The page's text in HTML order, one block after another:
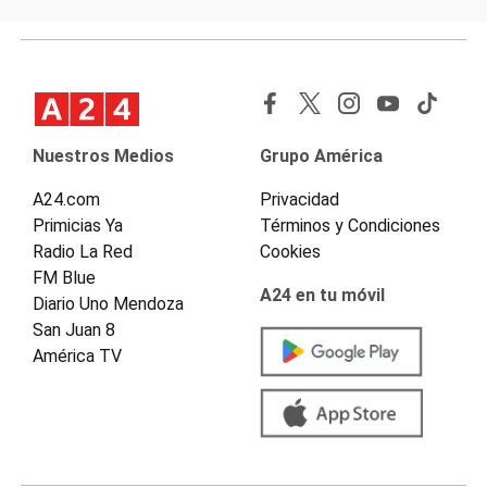
Nuestros Medios
A24.com
Primicias Ya
Radio La Red
FM Blue
Diario Uno Mendoza
San Juan 8
América TV
Grupo América
Privacidad
Términos y Condiciones
Cookies
A24 en tu móvil